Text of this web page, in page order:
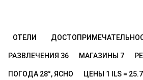
ОТЕЛИ
РАЗВЛЕЧЕНИЯ 36 МАГАЗИНЫ 7
ПОГОДА 28°, ЯСНО ЦЕНЫ 1 ILS =